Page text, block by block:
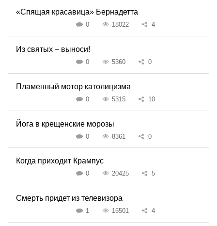
«Спящая красавица» Бернадетта
0 18022 4
Из святых – выноси!
0 5360 0
Пламенный мотор католицизма
0 5315 10
Йога в крещенские морозы
0 8361 0
Когда приходит Крампус
0 20425 5
Смерть придет из телевизора
1 16501 4